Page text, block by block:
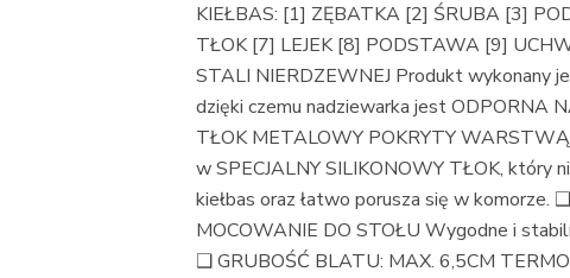
KIEŁBAS: [1] ZĘBATKA [2] ŚRUBA [3]
TŁOK [7] LEJEK [8] PODSTAWA [9]
STALI NIERDZEWNEJ Produkt wykonany
dzięki czemu nadziewarka jest ODPORNA
TŁOK METALOWY POKRYTY
w SPECJALNY SILIKONOWY TŁOK, który
kiełbas oraz łatwo porusza się w
MOCOWANIE DO STOŁU Wygodne i
❑ GRUBOŚĆ BLATU: MAX. 6,5CM